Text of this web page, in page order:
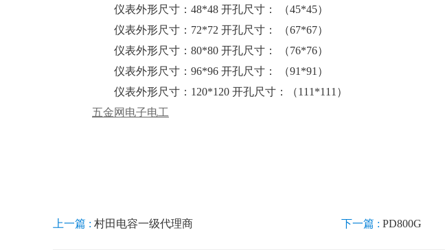
仪表外形尺寸：48*48 开孔尺寸： （45*45）
仪表外形尺寸：72*72 开孔尺寸： （67*67）
仪表外形尺寸：80*80 开孔尺寸： （76*76）
仪表外形尺寸：96*96 开孔尺寸： （91*91）
仪表外形尺寸：120*120 开孔尺寸：（111*111）
五金网 电子电工
上一篇 : 村田电容一级代理商 下一篇 : PD800G